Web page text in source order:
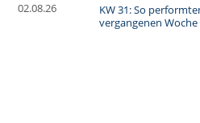
02.08.26
KW 31: So
vergangenen Woche